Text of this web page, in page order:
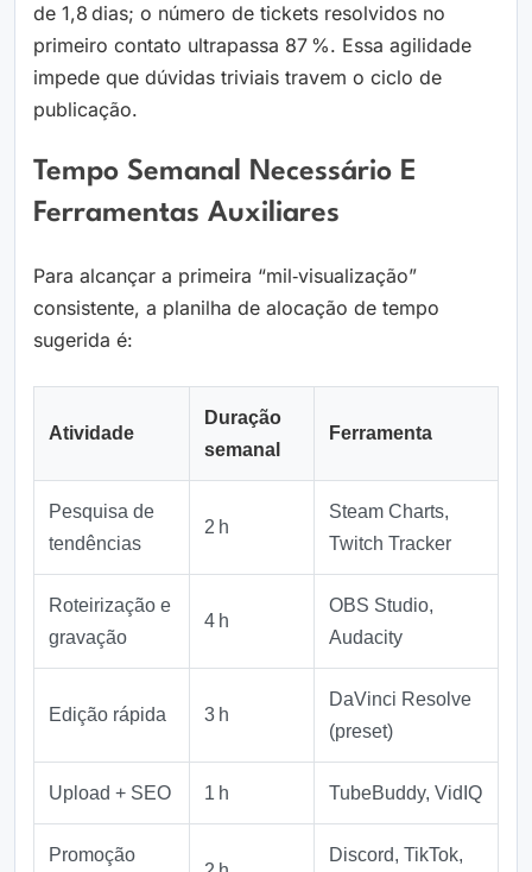
de 1,8 dias; o número de tickets resolvidos no
primeiro contato ultrapassa 87 %. Essa agilidade
impede que dúvidas triviais travem o ciclo de
publicação.
Tempo Semanal Necessário E
Ferramentas Auxiliares
Para alcançar a primeira “mil‑visualização”
consistente, a planilha de alocação de tempo
sugerida é:
Atividade
Duração
semanal
Ferramenta
Pesquisa de
tendências
2 h
Steam Charts,
Twitch Tracker
Roteirização e
gravação
4 h
OBS Studio,
Audacity
Edição rápida 3 h
DaVinci Resolve
(preset)
Upload + SEO 1 h TubeBuddy, VidIQ
Promoção Discord, TikTok,